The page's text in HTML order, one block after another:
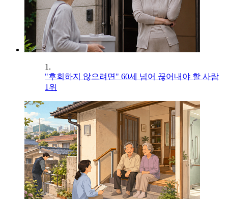
1.
"후회하지 않으려면" 60세 넘어 끊어내야 할 사람
1위